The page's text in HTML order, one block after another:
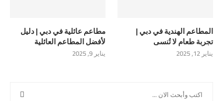
المطاعم الهندية في دبي |
تجربة طعام لا تُنسى
يناير 12, 2025
مطاعم عائلية في دبي | دليل
لأفضل المطاعم العائلية
يناير 9, 2025